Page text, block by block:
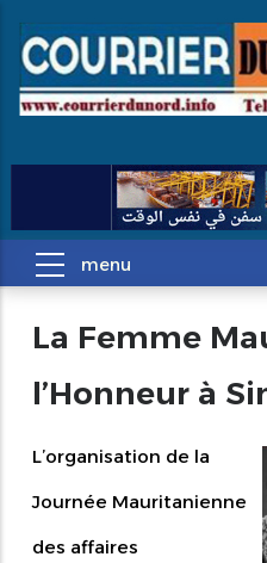
La Femme
l’Honneur à
L’organisation de la
Journée Mauritanienne
des affaires